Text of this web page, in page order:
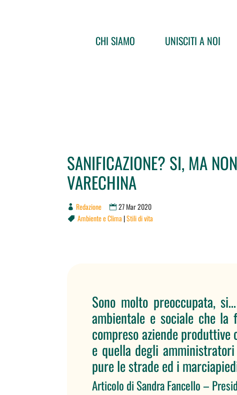
CHI SIAMO UNISCITI A NOI
SANIFICAZIONE? SI, MA
VARECHINA
Redazione 27 Mar 2020
 Ambiente e Clima|Stili di vita
Sono molto preoccupata,
ambientale e sociale che la
compreso aziende
e quella degli
pure le strade ed i
Articolo di Sandra Fancello –